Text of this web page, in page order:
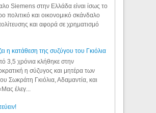
Siemens στην Ελλάδα είναι ίσως το
πολιτικό και οικονομικό σκάνδαλο
και αφορά σε χρηματισμό
η κατάθεση της συζύγου του Γκιόλια
3,5 χρόνια κλήθηκε στην
η σύζυγος και μητέρα των
Σωκράτη Γκιόλια, Αδαμαντία, και
έλεγ...